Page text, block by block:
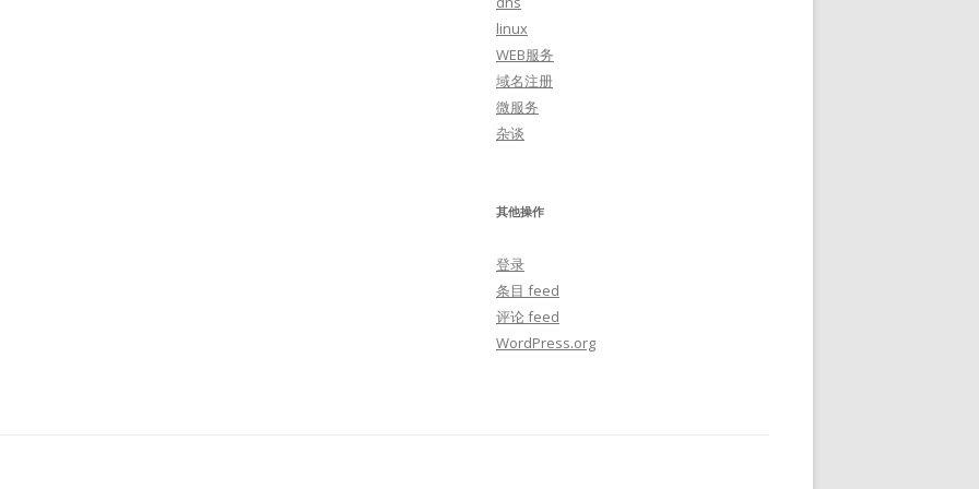
linux
WEB服务
域名注册
微服务
杂谈
其他操作
登录
条目 feed
评论 feed
WordPress.org